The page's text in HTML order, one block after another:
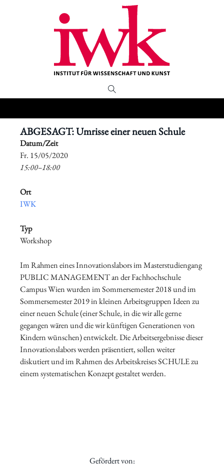
ABGESAGT: Umrisse einer neuen Schule
Datum/Zeit
​Fr. 15/05/2020
15:00–18:00
Ort
IWK
Typ
Workshop
Im Rahmen eines Innovationslabors im Masterstudiengang
PUBLIC MANAGEMENT an der Fachhochschule
Campus Wien wurden im Sommersemester 2018 und im
Sommersemester 2019 in kleinen Arbeitsgruppen Ideen zu
einer neuen Schule (einer Schule, in die wir alle gerne
gegangen wären und die wir künftigen Generationen von
Kindern wünschen) entwickelt. Die Arbeitsergebnisse dieser
Innovationslabors werden präsentiert, sollen weiter
diskutiert und im Rahmen des Arbeitskreises SCHULE zu
einem systematischen Konzept gestaltet werden.
Gefördert von: